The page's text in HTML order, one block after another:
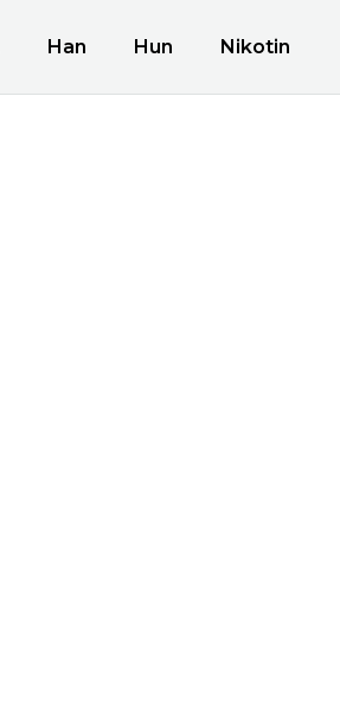
Han Hun Nikotin